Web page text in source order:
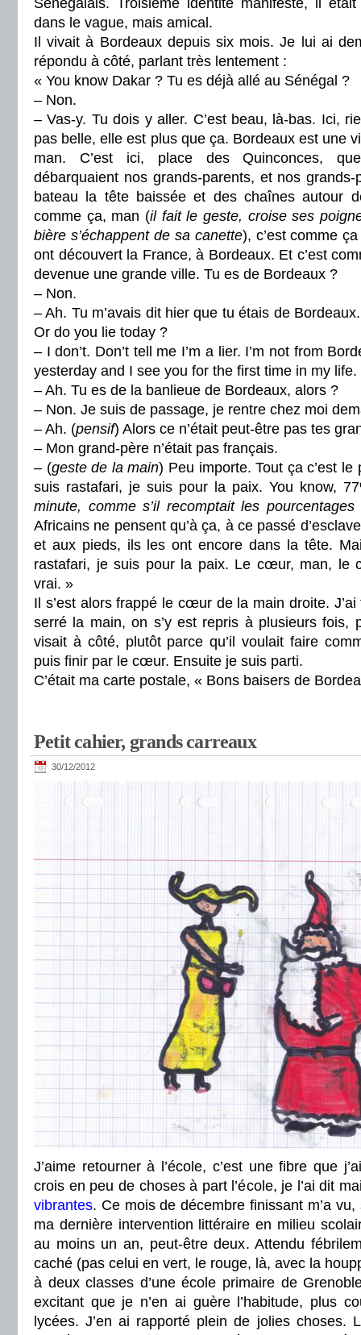
Sénégalais. Troisième identité manifeste, il
dans le vague, mais amical.
Il vivait à Bordeaux depuis six mois. Je lui ai
répondu à côté, parlant très lentement :
« You know Dakar ? Tu es déjà allé au Sénégal ?
– Non.
– Vas-y. Tu dois y aller. C’est beau, là-bas. Ici,
pas belle, elle est plus que ça. Bordeaux est une
man. C’est ici, place des Quinconces,
débarquaient nos grands-parents, et nos
bateau la tête baissée et des chaînes autour
comme ça, man (il fait le geste, croise ses
bière s’échappent de sa canette), c’est comme
ont découvert la France, à Bordeaux. Et c’est
devenue une grande ville. Tu es de Bordeaux ?
– Non.
– Ah. Tu m’avais dit hier que tu étais de
Or do you lie today ?
– I don’t. Don’t tell me I’m a lier. I’m not from
yesterday and I see you for the first time in my life.
– Ah. Tu es de la banlieue de Bordeaux, alors ?
– Non. Je suis de passage, je rentre chez moi
– Ah. (pensif) Alors ce n’était peut-être pas tes
– Mon grand-père n’était pas français.
– (geste de la main) Peu importe. Tout ça c’est
suis rastafari, je suis pour la paix. You know,
minute, comme s’il recomptait les
Africains ne pensent qu’à ça, à ce passé
et aux pieds, ils les ont encore dans la tête.
rastafari, je suis pour la paix. Le cœur, man, le
vrai. »
Il s’est alors frappé le cœur de la main droite.
serré la main, on s’y est repris à plusieurs fois,
visait à côté, plutôt parce qu’il voulait faire
puis finir par le cœur. Ensuite je suis parti.
C’était ma carte postale, « Bons baisers de
Petit cahier, grands carreaux
30/12/2012
J’aime retourner à l’école, c’est une fibre que
crois en peu de choses à part l’école, je l’ai dit
vibrantes. Ce mois de décembre finissant m’a
ma dernière intervention littéraire en milieu
au moins un an, peut-être deux. Attendu
caché (pas celui en vert, le rouge, là, avec la
à deux classes d’une école primaire de
excitant que je n’en ai guère l’habitude, plus
lycées. J’en ai rapporté plein de jolies choses.